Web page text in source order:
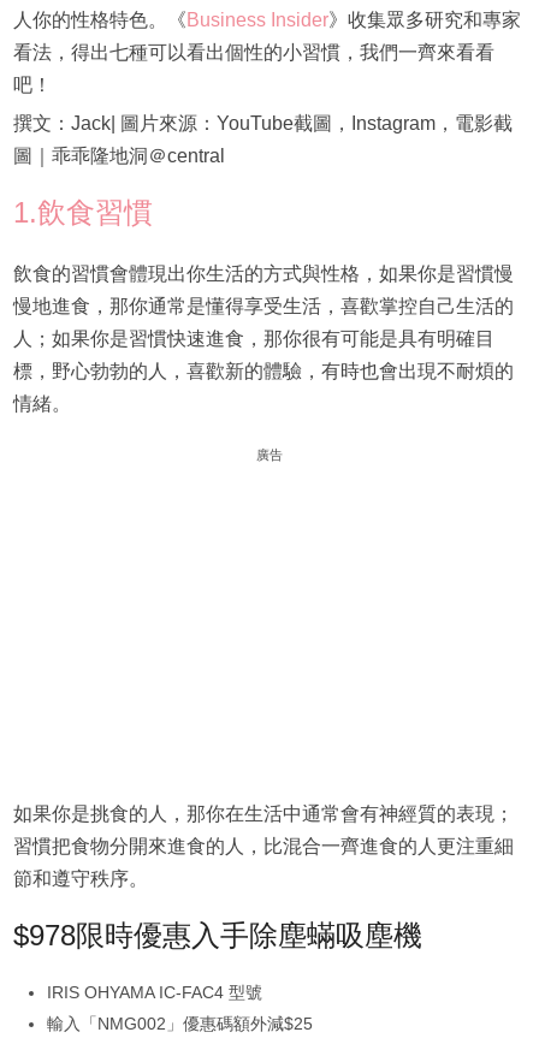
人你的性格特色。《 Business Insider》收集眾多研究和專家
看法，得出七種可以看出個性的小習慣，我們一齊來看看
吧！
撰文：Jack| 圖片來源：YouTube截圖，Instagram，電影截
圖｜乖乖隆地洞＠central
1.飲食習慣
飲食的習慣會體現出你生活的方式與性格，如果你是習慣慢
慢地進食，那你通常是懂得享受生活，喜歡掌控自己生活的
人；如果你是習慣快速進食，那你很有可能是具有明確目
標，野心勃勃的人，喜歡新的體驗，有時也會出現不耐煩的
情緒。
廣告
如果你是挑食的人，那你在生活中通常會有神經質的表現；
習慣把食物分開來進食的人，比混合一齊進食的人更注重細
節和遵守秩序。
$978限時優惠入手除塵蟎吸塵機
IRIS OHYAMA IC-FAC4 型號
輸入「NMG002」優惠碼額外減$25